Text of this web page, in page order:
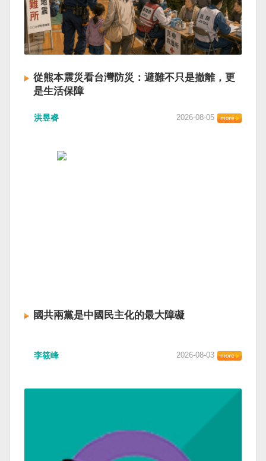
從熊本震災看台灣防災：避難不只是撤離，更
是生活保障
洪昱睿 2026-08-05
國共兩黨是中國民主化的最大障礙
李筱峰 2026-08-03